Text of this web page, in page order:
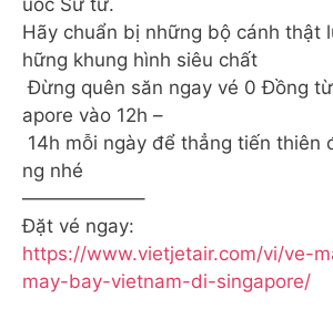
uốc Sư tử.
️Hãy chuẩn bị những bộ cánh thật
hững khung hình siêu chất
Đừng quên săn ngay vé 0 Đồng
apore vào 12h –
14h mỗi ngày để thẳng tiến thiên
ng nhé
——————–
Đặt vé ngay:
https://www.vietjetair.com/vi/ve-
may-bay-vietnam-di-singapore/